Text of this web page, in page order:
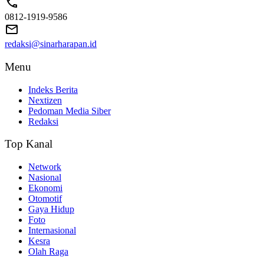
0812-1919-9586
redaksi@sinarharapan.id
Menu
Indeks Berita
Nextizen
Pedoman Media Siber
Redaksi
Top Kanal
Network
Nasional
Ekonomi
Otomotif
Gaya Hidup
Foto
Internasional
Kesra
Olah Raga